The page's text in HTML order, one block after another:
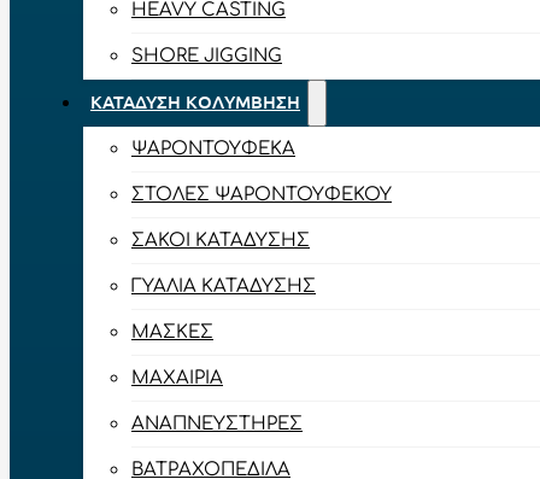
HEAVY CASTING
SHORE JIGGING
ΚΑΤΆΔΥΣΗ ΚΟΛΎΜΒΗΣΗ
ΨΑΡΟΝΤΟΎΦΕΚΑ
ΣΤΟΛΈΣ ΨΑΡΟΝΤΟΎΦΕΚΟΥ
ΣΆΚΟΙ ΚΑΤΆΔΥΣΗΣ
ΓΥΑΛΙΆ ΚΑΤΆΔΥΣΗΣ
ΜΆΣΚΕΣ
ΜΑΧΑΊΡΙΑ
ΑΝΑΠΝΕΥΣΤΉΡΕΣ
ΒΑΤΡΑΧΟΠΈΔΙΛΑ